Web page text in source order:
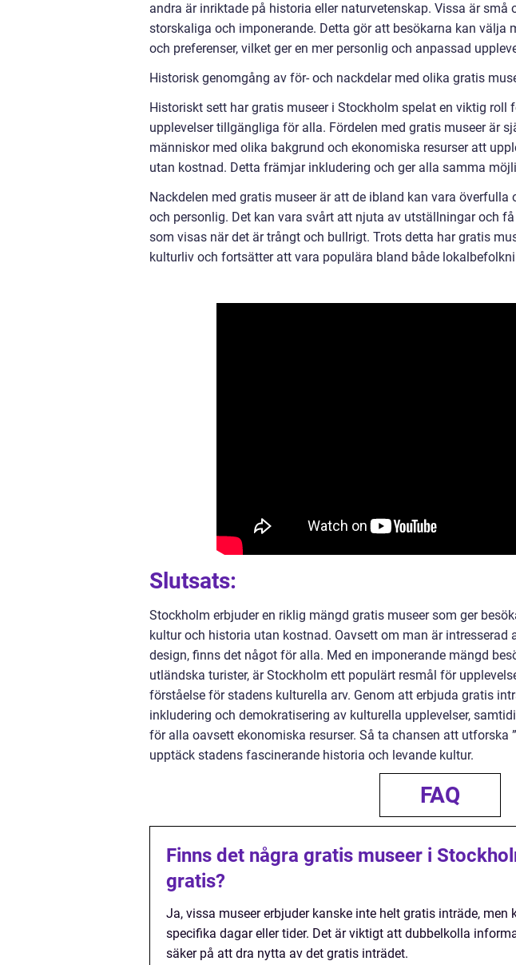
andra är inriktade på historia eller naturvetenskap. Vissa är små
storskaliga och imponerande. Detta gör att besökarna kan välja
och preferenser, vilket ger en mer personlig och anpassad
Historisk genomgång av för- och nackdelar med olika gratis
Historiskt sett har gratis museer i Stockholm spelat en viktig
upplevelser tillgängliga för alla. Fördelen med gratis museer är
människor med olika bakgrund och ekonomiska resurser att
utan kostnad. Detta främjar inkludering och ger alla samma
Nackdelen med gratis museer är att de ibland kan vara
och personlig. Det kan vara svårt att njuta av utställningar och
som visas när det är trångt och bullrigt. Trots detta har gratis
kulturliv och fortsätter att vara populära bland både
Slutsats:
Stockholm erbjuder en riklig mängd gratis museer som ger
kultur och historia utan kostnad. Oavsett om man är intresserad
design, finns det något för alla. Med en imponerande mängd
utländska turister, är Stockholm ett populärt resmål för
förståelse för stadens kulturella arv. Genom att erbjuda gratis
inkludering och demokratisering av kulturella upplevelser,
för alla oavsett ekonomiska resurser. Så ta chansen att utforska
upptäck stadens fascinerande historia och levande kultur.
FAQ
Finns det några gratis museer i
gratis?
Ja, vissa museer erbjuder kanske inte helt gratis inträde,
specifika dagar eller tider. Det är viktigt att dubbelkolla
säker på att dra nytta av det gratis inträdet.